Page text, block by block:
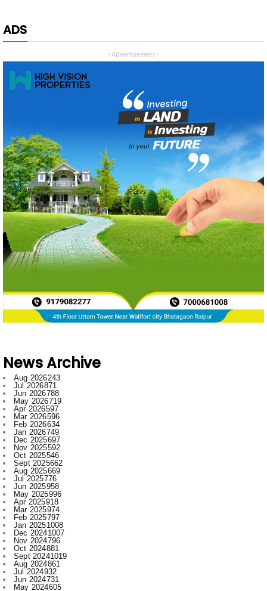
ADS
- Advertisement -
News Archive
Aug 2026243
Jul 2026871
Jun 2026788
May 2026719
Apr 2026597
Mar 2026596
Feb 2026634
Jan 2026749
Dec 2025697
Nov 2025592
Oct 2025546
Sept 2025662
Aug 2025669
Jul 2025776
Jun 2025958
May 2025996
Apr 2025918
Mar 2025974
Feb 2025797
Jan 20251008
Dec 20241007
Nov 2024796
Oct 2024881
Sept 20241019
Aug 2024861
Jul 2024932
Jun 2024731
May 2024605